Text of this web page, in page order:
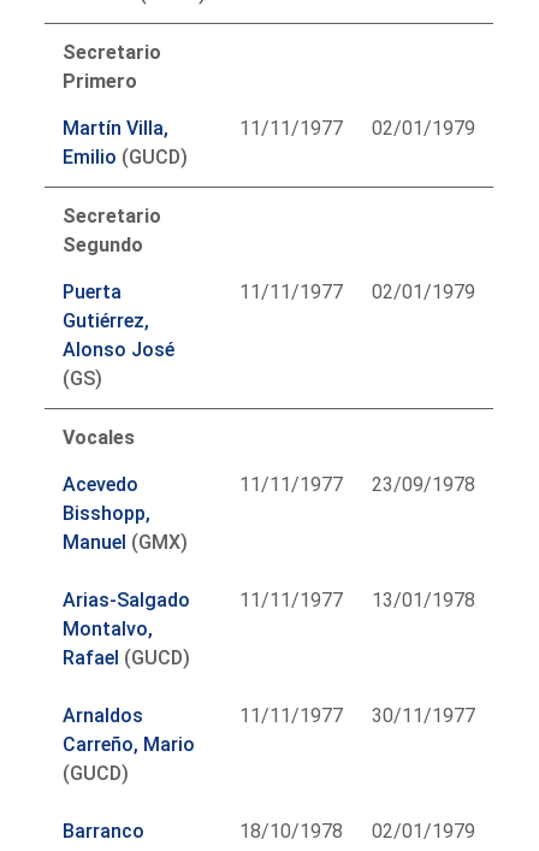
Secretario
Primero
Martín Villa,
Emilio (GUCD)
11/11/1977 02/01/1979
Secretario
Segundo
Puerta
Gutiérrez,
Alonso José
(GS)
11/11/1977 02/01/1979
Vocales
Acevedo
Bisshopp,
Manuel (GMX)
11/11/1977 23/09/1978
Arias-Salgado
Montalvo,
Rafael (GUCD)
11/11/1977 13/01/1978
Arnaldos
Carreño, Mario
(GUCD)
11/11/1977 30/11/1977
Barranco
18/10/1978 02/01/1979